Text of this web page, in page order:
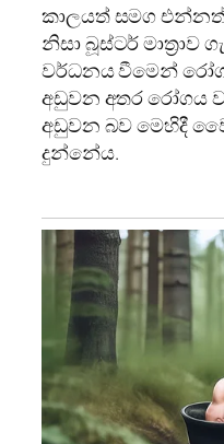
කාලයත් සමග
නිසා බූස්ටර් මාත්‍රාව
වර්ධනය වීමෙන්
අඩුවන අතර රෝගය
අඩුවන බව මෙහිදී
දුන්නේය.